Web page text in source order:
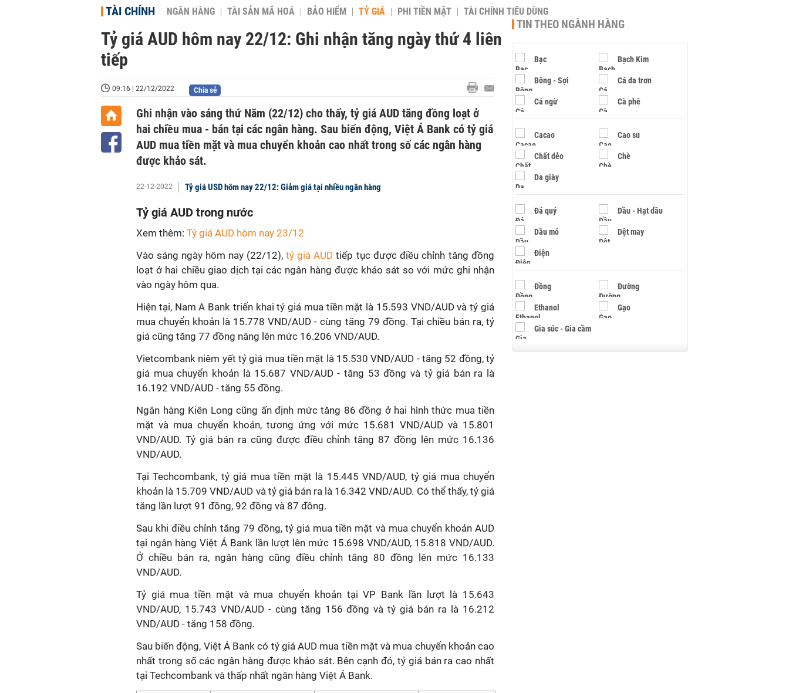
TÀI CHÍNH NGÂN HÀNG TÀI SẢN MÃ HOÁ BẢO HIỂM TỶ GIÁ PHI TIỀN MẶT TÀI CHÍNH TIÊU DÙNG
Tỷ giá AUD hôm nay 22/12: Ghi nhận tăng ngày thứ 4 liên
tiếp
09:16 | 22/12/2022 Chia sẻ
Ghi nhận vào sáng thứ Năm (22/12) cho thấy, tỷ giá AUD tăng đồng loạt ở
hai chiều mua - bán tại các ngân hàng. Sau biến động, Việt Á Bank có tỷ giá
AUD mua tiền mặt và mua chuyển khoản cao nhất trong số các ngân hàng
được khảo sát.
22-12-2022 Tỷ giá USD hôm nay 22/12: Giảm giá tại nhiều ngân hàng
Tỷ giá AUD trong nước
Xem thêm: Tỷ giá AUD hôm nay 23/12
Vào sáng ngày hôm nay (22/12), tỷ giá AUD tiếp tục được điều chỉnh tăng đồng
loạt ở hai chiều giao dịch tại các ngân hàng được khảo sát so với mức ghi nhận
vào ngày hôm qua.
Hiện tại, Nam A Bank triển khai tỷ giá mua tiền mặt là 15.593 VND/AUD và tỷ giá
mua chuyển khoản là 15.778 VND/AUD - cùng tăng 79 đồng. Tại chiều bán ra, tỷ
giá cũng tăng 77 đồng nâng lên mức 16.206 VND/AUD.
Vietcombank niêm yết tỷ giá mua tiền mặt là 15.530 VND/AUD - tăng 52 đồng, tỷ
giá mua chuyển khoản là 15.687 VND/AUD - tăng 53 đồng và tỷ giá bán ra là
16.192 VND/AUD - tăng 55 đồng.
Ngân hàng Kiên Long cũng ấn định mức tăng 86 đồng ở hai hình thức mua tiền
mặt và mua chuyển khoản, tương ứng với mức 15.681 VND/AUD và 15.801
VND/AUD. Tỷ giá bán ra cũng được điều chỉnh tăng 87 đồng lên mức 16.136
VND/AUD.
Tại Techcombank, tỷ giá mua tiền mặt là 15.445 VND/AUD, tỷ giá mua chuyển
khoản là 15.709 VND/AUD và tỷ giá bán ra là 16.342 VND/AUD. Có thể thấy, tỷ giá
tăng lần lượt 91 đồng, 92 đồng và 87 đồng.
Sau khi điều chỉnh tăng 79 đồng, tỷ giá mua tiền mặt và mua chuyển khoản AUD
tại ngân hàng Việt Á Bank lần lượt lên mức 15.698 VND/AUD, 15.818 VND/AUD.
Ở chiều bán ra, ngân hàng cũng điều chỉnh tăng 80 đồng lên mức 16.133
VND/AUD.
Tỷ giá mua tiền mặt và mua chuyển khoản tại VP Bank lần lượt là 15.643
VND/AUD, 15.743 VND/AUD - cùng tăng 156 đồng và tỷ giá bán ra là 16.212
VND/AUD - tăng 158 đồng.
Sau biến động, Việt Á Bank có tỷ giá AUD mua tiền mặt và mua chuyển khoản cao
nhất trong số các ngân hàng được khảo sát. Bên cạnh đó, tỷ giá bán ra cao nhất
tại Techcombank và thấp nhất ngân hàng Việt Á Bank.
TIN THEO NGÀNH HÀNG
Bạc Bạch Kim
Bông - Sợi Cá da trơn
Cá ngừ Cà phê
Cacao Cao su
Chất dẻo Chè
Da giày
Đá quý Dầu - Hạt dầu
Dầu mỏ Dệt may
Điện
Đồng Đường
Ethanol Gạo
Gia súc - Gia cầm